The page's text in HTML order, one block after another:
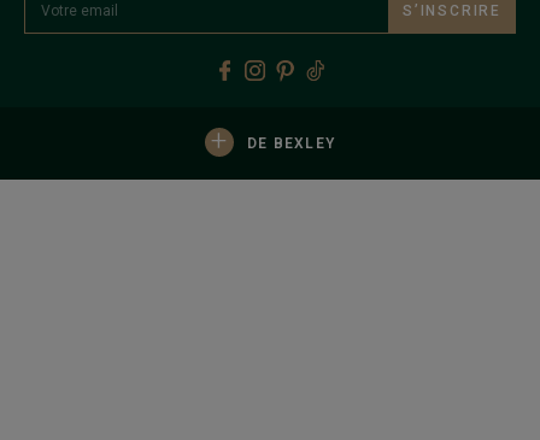
S’INSCRIRE
+ DE BEXLEY